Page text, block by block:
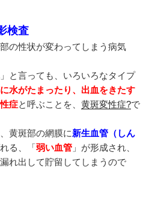
検査
の性状が変わってしまう病気
と言っても、いろいろなタイプ
水がたまったり、出血をきたす
症と呼ぶことを、 黄斑変性症?で
黄斑部の網膜に新生血管（しん
る、「弱い血管 」が形成され、
れ出して貯留してしまうので